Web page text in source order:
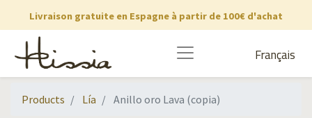
Livraison gratuite en Espagne à partir de 100€ d'achat
Français
Products Lía Anillo oro Lava (copia)